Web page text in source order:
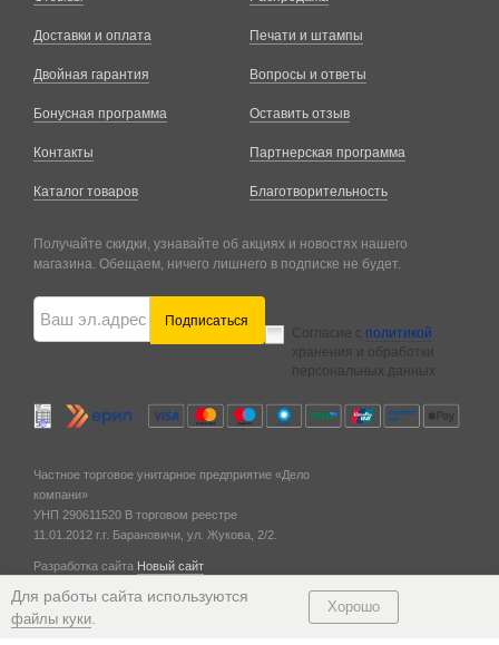
Доставки и оплата
Двойная гарантия
Бонусная программа
Контакты
Каталог товаров
Печати и штампы
Вопросы и ответы
Оставить отзыв
Партнерская программа
Благотворительность
Получайте скидки, узнавайте об акциях и новостях нашего
магазина. Обещаем, ничего лишнего в подписке не будет.
Подписаться
Согласие с политикой
хранения и обработки
персональных данных
Частное торговое унитарное предприятие «Дело
компани»
УНП 290611520 В торговом реестре
11.01.2012 г. г. Барановичи, ул. Жукова, 2/2.
Разработка сайта Новый сайт
Для работы сайта используются
файлы куки
Хорошо